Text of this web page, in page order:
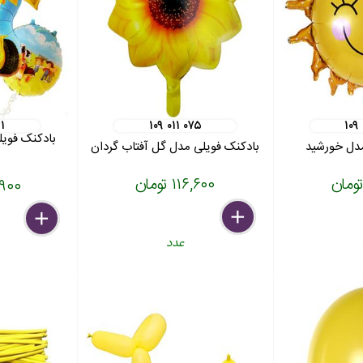
خورشید
۱۰۹ ۰۱۱ ۰۷۵
بادکنک فویلی مدل گل آفتاب گردان
۱۱۶,۶۰۰ تومان
delete
remove
add
عدد
delete
remove
add